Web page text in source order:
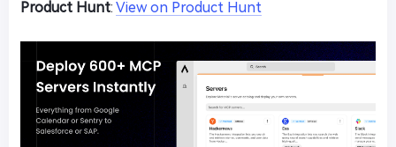
Product Hunt: View on Product Hunt